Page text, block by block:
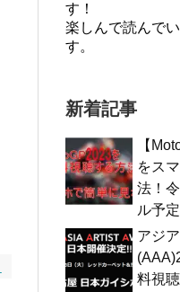
す！
楽しんで読んで
す。
新着記事
【
をス
法！
ル予
アジ
料視